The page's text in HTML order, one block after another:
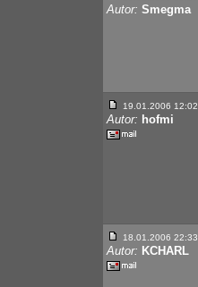
Autor: Smegma
19.01.2006 12:02
Autor: hofmi
18.01.2006 22:33
Autor: KCHARL